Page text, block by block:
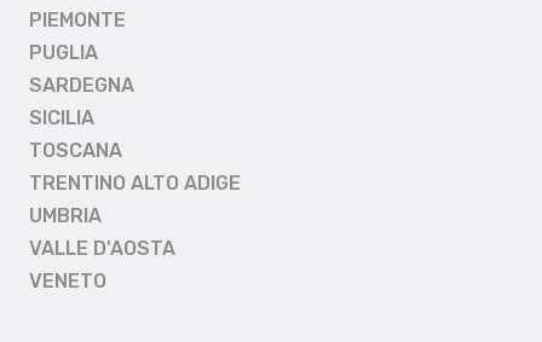
PIEMONTE
PUGLIA
SARDEGNA
SICILIA
TOSCANA
TRENTINO ALTO ADIGE
UMBRIA
VALLE D'AOSTA
VENETO